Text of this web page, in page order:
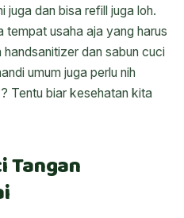
juga dan bisa refill juga loh.
usaha aja yang harus
dan sabun cuci
umum juga perlu nih
Tentu biar kesehatan kita
Tangan